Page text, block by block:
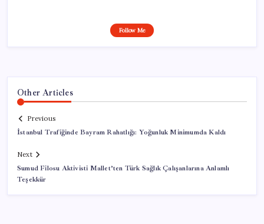
Follow Me
Other Articles
Previous
İstanbul Trafiğinde Bayram Rahatlığı: Yoğunluk Minimumda Kaldı
Next
Sumud Filosu Aktivisti Mallet’ten Türk Sağlık Çalışanlarına Anlamlı
Teşekkür